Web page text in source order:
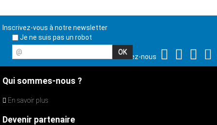
Inscrivez-vous à notre newsletter
Je ne suis pas un robot
@
Suivez-nous
Qui sommes-nous ?
En savoir plus
Devenir partenaire